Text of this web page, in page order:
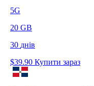
5G
20 GB
30 днів
$39.90 Купити зараз